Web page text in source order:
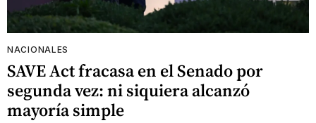
NACIONALES
SAVE Act fracasa en el Senado por
segunda vez: ni siquiera alcanzó
mayoría simple